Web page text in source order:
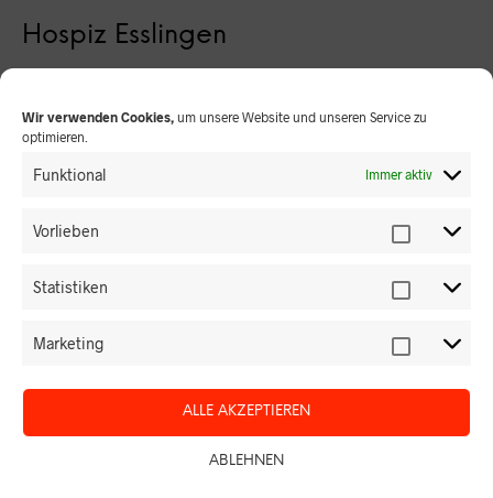
Wir verwenden Cookies, um unsere Website und unseren Service zu
optimieren.
Funktional Immer aktiv
Vorlieben
Statistiken
Marketing
ALLE AKZEPTIEREN
ABLEHNEN
Hospiz Esslingen
04